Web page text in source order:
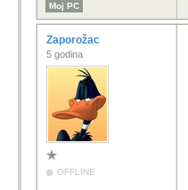
Moj PC
Zaporožac
5 godina
OFFLINE